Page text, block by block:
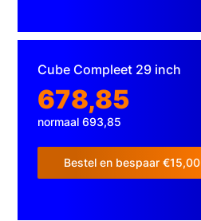
Cube Compleet 29 inch
678,85
normaal 693,85
Bestel en bespaar €15,00